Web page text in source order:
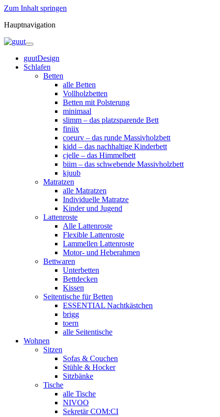
Zum Inhalt springen
Hauptnavigation
guutDesign
Schlafen
Betten
alle Betten
Vollholzbetten
Betten mit Polsterung
minimaal
slimm – das platzsparende Bett
finiix
coeurv – das runde Massivholzbett
kidd – das nachhaltige Kinderbett
cjelle – das Himmelbett
biim – das schwebende Massivholzbett
kjuub
Matratzen
alle Matratzen
Individuelle Matratze
Kinder und Jugend
Lattenroste
Alle Lattenroste
Flexible Lattenroste
Lammellen Lattenroste
Motor- und Heberahmen
Bettwaren
Unterbetten
Bettdecken
Kissen
Seitentische für Betten
ESSENTIAL Nachtkästchen
brigg
toern
alle Seitentische
Wohnen
Sitzen
Sofas & Couchen
Stühle & Hocker
Sitzbänke
Tische
alle Tische
NIVOO
Sekretär COM:CI